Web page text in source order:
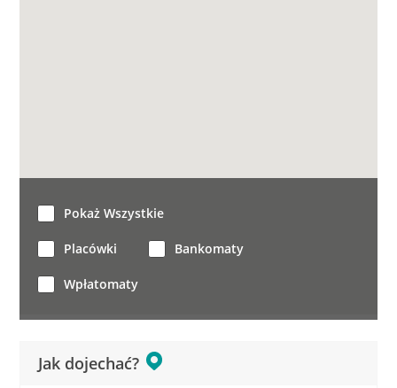
Jak dojechać?
Pokaż Wszystkie
Placówki Bankomaty
Wpłatomaty